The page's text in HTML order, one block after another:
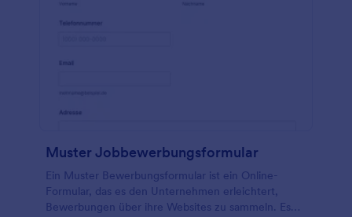
Muster Jobbewerbungsformular
Ein Muster Bewerbungsformular ist ein Online-
Formular, das es den Unternehmen erleichtert,
Bewerbungen über ihre Websites zu sammeln. Es